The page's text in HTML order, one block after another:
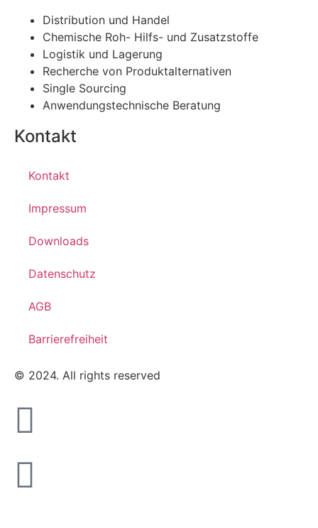
Distribution und Handel
Chemische Roh- Hilfs- und Zusatzstoffe
Logistik und Lagerung
Recherche von Produktalternativen
Single Sourcing
Anwendungstechnische Beratung
Kontakt
Kontakt
Impressum
Downloads
Datenschutz
AGB
Barrierefreiheit
© 2024. All rights reserved